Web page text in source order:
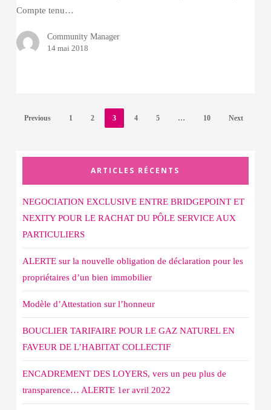
Compte tenu…
Community Manager
14 mai 2018
Previous 1 2 3 4 5 … 10 Next
ARTICLES RÉCENTS
NEGOCIATION EXCLUSIVE ENTRE BRIDGEPOINT ET
NEXITY POUR LE RACHAT DU PÔLE SERVICE AUX
PARTICULIERS
ALERTE sur la nouvelle obligation de déclaration pour les
propriétaires d’un bien immobilier
Modèle d’Attestation sur l’honneur
BOUCLIER TARIFAIRE POUR LE GAZ NATUREL EN
FAVEUR DE L’HABITAT COLLECTIF
ENCADREMENT DES LOYERS, vers un peu plus de
transparence… ALERTE 1er avril 2022